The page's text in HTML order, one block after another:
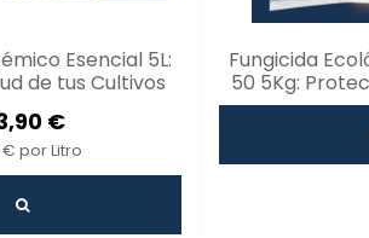
Esencial 5L:
de tus Cultivos
y Aditivo...
€
€ por Litro
Fungicida
50 5Kg:
Cultivos de